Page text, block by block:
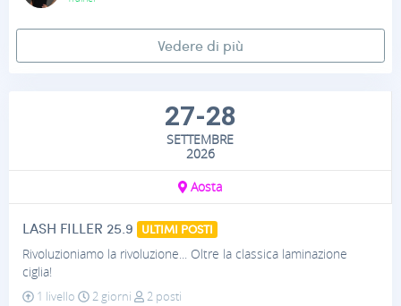
Vedere di più
27-28
SETTEMBRE
2026
Aosta
LASH FILLER 25.9
ULTIMI POSTI
Rivoluzioniamo la rivoluzione... Oltre la classica laminazione
ciglia!
1 livello
2 giorni
2 posti